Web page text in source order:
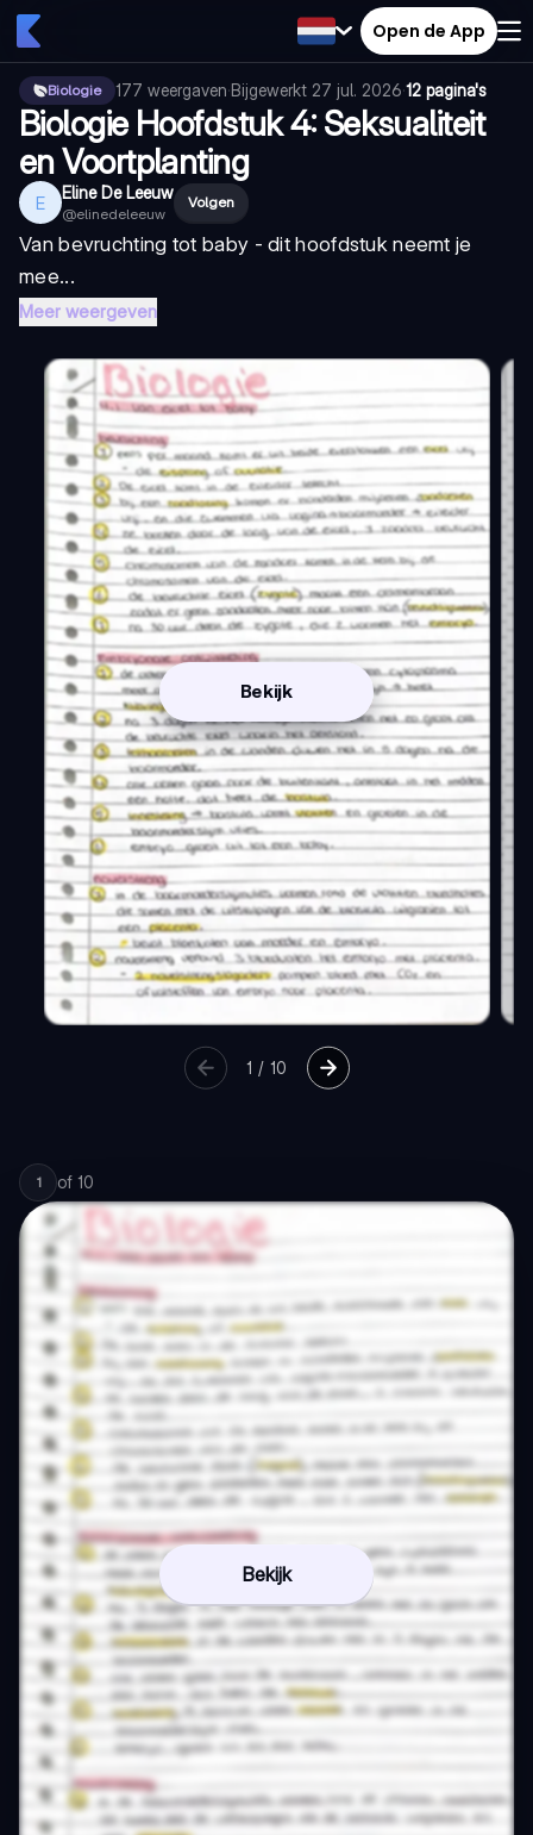
Open de App
Biologie 177 weergaven·Bijgewerkt 27 jul. 2026·12 pagina's
Biologie Hoofdstuk 4: Seksualiteit
en Voortplanting
E Eline De Leeuw
@elinedeleeuw
Volgen
Van bevruchting tot baby - dit hoofdstuk neemt je
mee...
Meer weergeven
Bekijk
1 / 10
1 of 10
Bekijk